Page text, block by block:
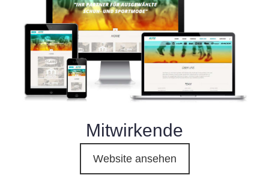
Mitwirkende
Website ansehen